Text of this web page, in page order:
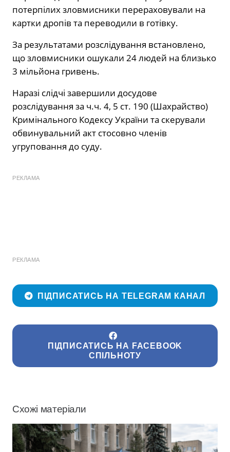
потерпілих зловмисники перераховували на
картки дропів та переводили в готівку.
За результатами розслідування встановлено,
що зловмисники ошукали 24 людей на близько
3 мільйона гривень.
Наразі слідчі завершили досудове
розслідування за ч.ч. 4, 5 ст. 190 (Шахрайство)
Кримінального Кодексу України та скерували
обвинувальний акт стосовно членів
угруповання до суду.
РЕКЛАМА
РЕКЛАМА
ПІДПИСАТИСЬ НА TELEGRAM КАНАЛ
ПІДПИСАТИСЬ НА FACEBOOK
СПІЛЬНОТУ
Схожі матеріали